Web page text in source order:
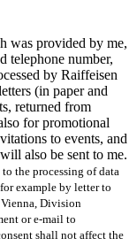
was provided by me,
telephone number,
by Raiffeisen
(in paper and
returned from
for promotional
to events, and
also be sent to me.
the processing of data
example by letter to
Division
or e-mail to
shall not affect the